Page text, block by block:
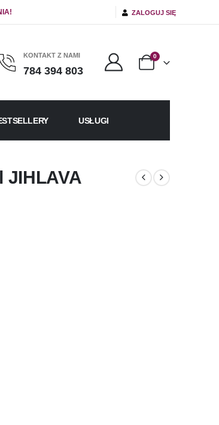
ZALOGUJ SIĘ
KONTAKT Z NAMI
784 394 803
0
USŁUGI
JIHLAVA